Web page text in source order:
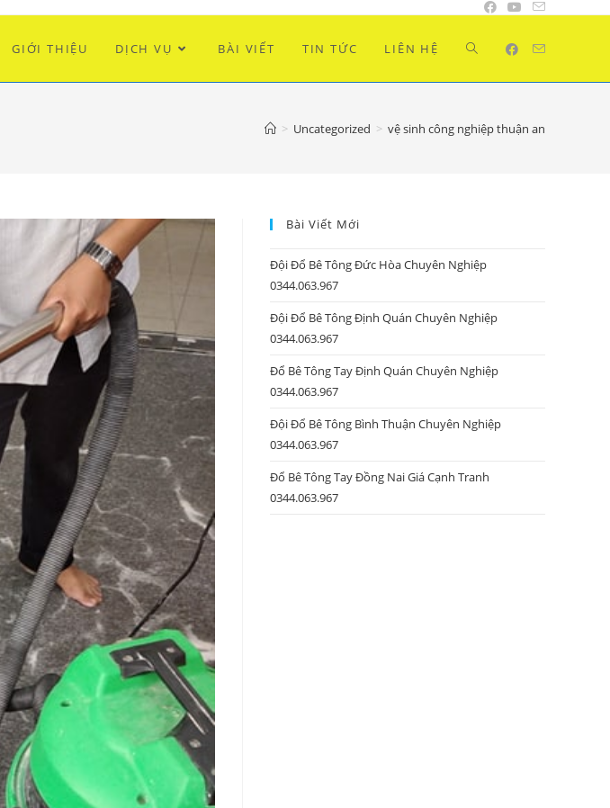
GIỚI THIỆU DỊCH VỤ BÀI VIẾT TIN TỨC LIÊN HỆ
> Uncategorized > vệ sinh công nghiệp thuận an
Bài Viết Mới
Đội Đổ Bê Tông Đức Hòa Chuyên Nghiệp
0344.063.967
Đội Đổ Bê Tông Định Quán Chuyên Nghiệp
0344.063.967
Đổ Bê Tông Tay Định Quán Chuyên Nghiệp
0344.063.967
Đội Đổ Bê Tông Bình Thuận Chuyên Nghiệp
0344.063.967
Đổ Bê Tông Tay Đồng Nai Giá Cạnh Tranh
0344.063.967